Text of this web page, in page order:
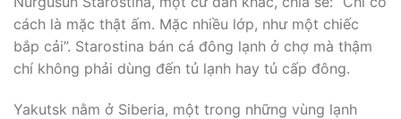
cách là mặc thật ấm. Mặc nhiều lớp, như một chiếc
bắp cải”. Starostina bán cá đông lạnh ở chợ mà thậm
chí không phải dùng đến tủ lạnh hay tủ cấp đông.
Yakutsk nằm ở Siberia, một trong những vùng lạnh